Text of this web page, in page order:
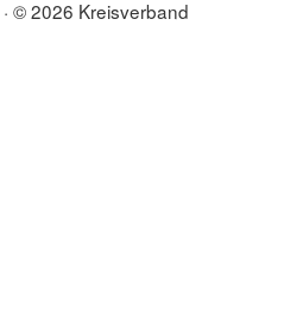
© 2026 Kreisverband